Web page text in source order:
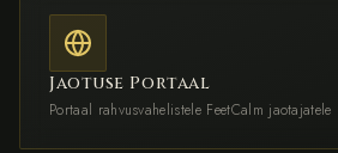
Jaotuse Portaal
Portaal rahvusvahelistele FeetCalm jaotajatele